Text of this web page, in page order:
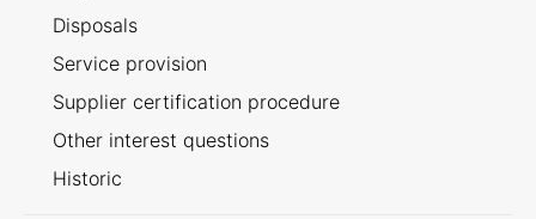
Disposals
Service provision
Supplier certification procedure
Other interest questions
Historic